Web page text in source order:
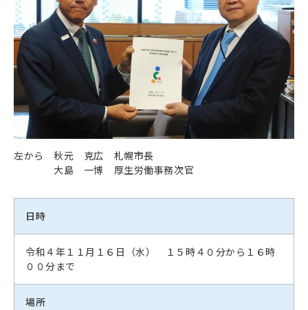
左から 秋元 克広 札幌市長
大島 一博 厚生労働事務次官
日時
令和４年１１月１６日（水） １５時４０分から１６時
００分まで
場所